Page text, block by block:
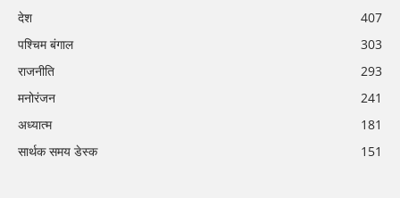
देश
407
पश्चिम बंगाल
303
राजनीति
293
मनोरंजन
241
अध्यात्म
181
सार्थक समय डेस्क
151